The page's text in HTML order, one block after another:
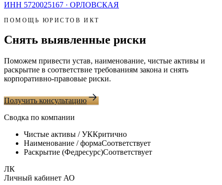
ИНН 5720025167 · ОРЛОВСКАЯ
ПОМОЩЬ ЮРИСТОВ ИКТ
Снять выявленные риски
Поможем привести устав, наименование, чистые активы и
раскрытие в соответствие требованиям закона и снять
корпоративно-правовые риски.
Получить консультацию
Сводка по компании
Чистые активы / УККритично
Наименование / формаСоответствует
Раскрытие (Федресурс)Соответствует
ЛК
Личный кабинет АО